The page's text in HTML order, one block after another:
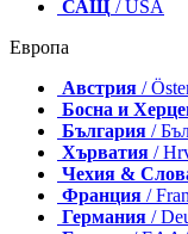
САЩ / USA
Европа
Австрия /
Босна и
България /
Хърватия /
Чехия &
Франция /
Германия /